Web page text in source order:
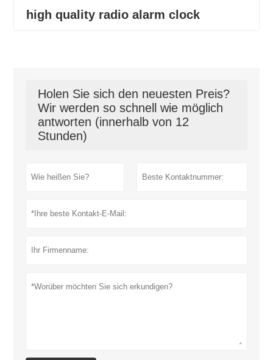
high quality radio alarm clock
Holen Sie sich den neuesten Preis?
Wir werden so schnell wie möglich
antworten (innerhalb von 12
Stunden)